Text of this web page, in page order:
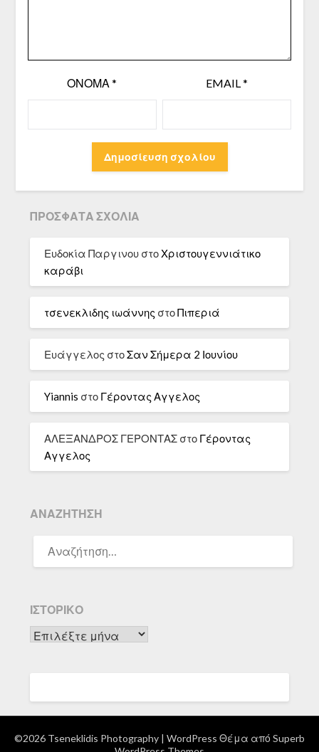
ΌΝΟΜΑ* EMAIL*
ΠΡΌΣΦΑΤΑ ΣΧΌΛΙΑ
Ευδοκία Παργινου στοΧριστουγεννιάτικο
καράβι
τσενεκλιδης ιωάννης στοΠιπεριά
Ευάγγελος στοΣαν Σήμερα 2 Ιουνίου
Yiannis στο Γέροντας Αγγελος
ΑΛΕΞΑΝΔΡΟΣ ΓΕΡΟΝΤΑΣ στο Γέροντας
Αγγελος
ΑΝΑΖΉΤΗΣΗ
ΓΙΑ:
ΙΣΤΟΡΙΚΌ
Ιστορικό
©2026 Tseneklidis Photography | WordPress Θέμα από Superb